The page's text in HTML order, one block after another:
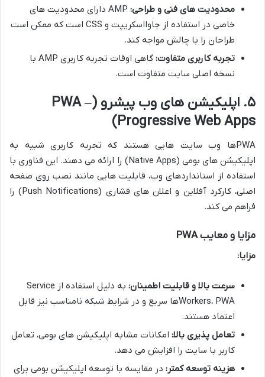
محدودیت های فنی و طراحی:
AMP دارای محدودیت های
خاصی در استفاده از جاوااسکریپت و CSS است که ممکن است
طراحان را با چالش مواجه کند.
تجربه کاربری متفاوت:
گاهی اوقات تجربه کاربری AMP با
نسخه اصلی سایت متفاوت است.
۵. اپلیکیشن های وب پیشرو (PWA –
Progressive Web Apps)
PWAها وب سایت هایی هستند که تجربه کاربری شبیه به
اپلیکیشن های بومی (Native Apps) را ارائه می دهند. این فناوری با
استفاده از استانداردهای وب، قابلیت هایی مانند نصب روی صفحه
اصلی، کارکرد آفلاین و اعلان های فشاری (Push Notifications) را
فراهم می کند.
مزایا و معایب PWA
مزایا:
سرعت بالا و قابلیت اطمینان:
به دلیل استفاده از Service
Workers، PWAها سریع و در شرایط شبکه نامناسب نیز قابل
اعتماد هستند.
تعامل پذیری بالا: امکانات مشابه اپلیکیشن های بومی، تعامل
کاربر با سایت را افزایش می دهد.
هزینه توسعه کمتر: در مقایسه با توسعه اپلیکیشن بومی برای